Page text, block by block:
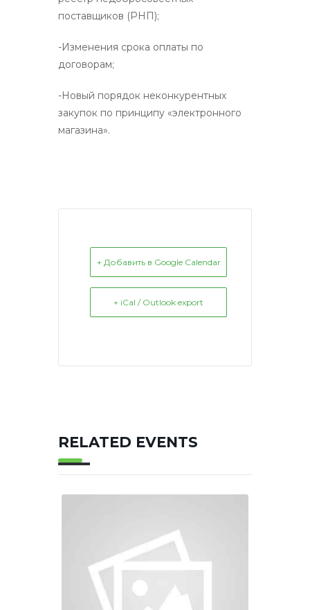
поставщиков (РНП);
-Изменения срока оплаты по
договорам;
-Новый порядок неконкурентных
закупок по принципу «электронного
магазина».
+ Добавить в Google Calendar
+ iCal / Outlook export
RELATED EVENTS